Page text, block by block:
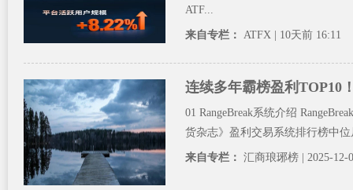
ATF...
来自专栏： ATFX | 10天前 16:11
连续多年霸榜盈利TOP10
01 RangeBreak系统介绍
货杂志》盈利交易系统排行榜中
来自专栏： 汇商琅琊榜 | 2025-12-